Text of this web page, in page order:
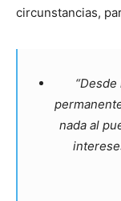
circunstancias,
nada al